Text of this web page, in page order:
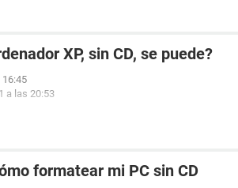
XP, sin CD, se puede?
16:45
a las 20:53
formatear mi PC sin CD